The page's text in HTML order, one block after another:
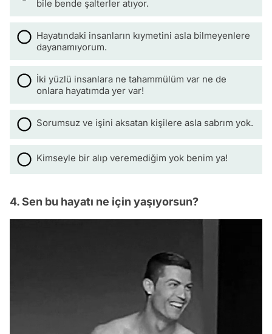
bile bende şalterler atıyor.
Hayatındaki insanların kıymetini asla bilmeyenlere
dayanamıyorum.
İki yüzlü insanlara ne tahammülüm var ne de
onlara hayatımda yer var!
Sorumsuz ve işini aksatan kişilere asla sabrım yok.
Kimseyle bir alıp veremediğim yok benim ya!
4. Sen bu hayatı ne için yaşıyorsun?